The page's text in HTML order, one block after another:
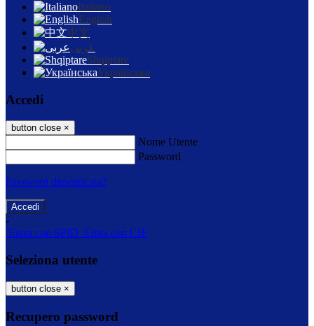
Italiano
English
中文
عربى
Shqiptare
Українська
Accedi
button close ×
Nome Utente
Password
Password dimenticata?
-
Entra con SPID Entra con CIE
Seleziona utente
button close ×
Recupero password